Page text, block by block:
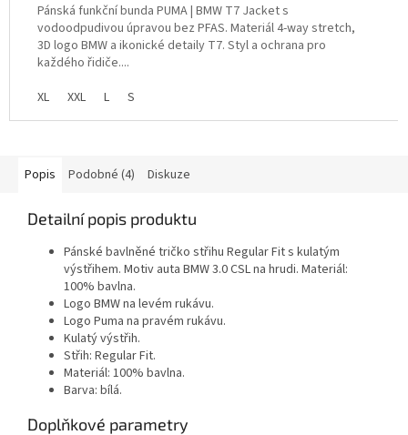
Pánská funkční bunda PUMA | BMW T7 Jacket s
vodoodpudivou úpravou bez PFAS. Materiál 4-way stretch,
3D logo BMW a ikonické detaily T7. Styl a ochrana pro
každého řidiče....
XL
XXL L S
Popis Podobné (4) Diskuze
Detailní popis produktu
Pánské bavlněné tričko střihu Regular Fit s kulatým
výstřihem. Motiv auta BMW 3.0 CSL na hrudi. Materiál:
100% bavlna.
Logo BMW na levém rukávu.
Logo Puma na pravém rukávu.
Kulatý výstřih.
Střih: Regular Fit.
Materiál: 100% bavlna.
Barva: bílá.
Doplňkové parametry